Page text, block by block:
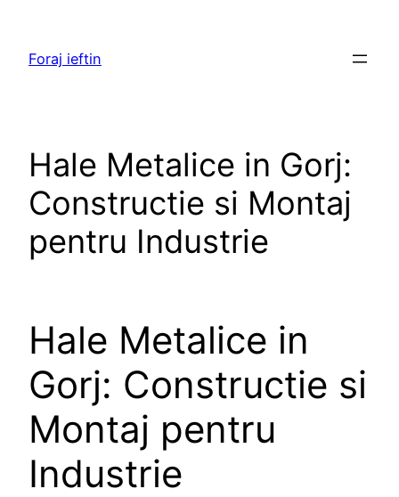
content
Foraj ieftin
Hale Metalice in Gorj:
Constructie si Montaj
pentru Industrie
Hale Metalice in
Gorj: Constructie si
Montaj pentru
Industrie